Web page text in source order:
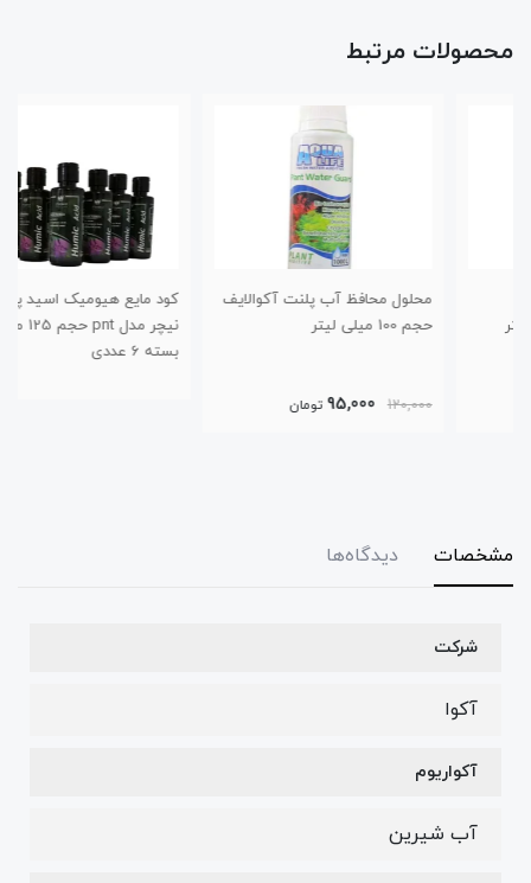
محصولات مرتبط
محلول محافظ آب پلنت آکوالایف
95,000 تومان
کود مایع هیومیک اسید پروتکت
نیچر مدل pnt حجم 125 میلی لیتر
مشخصات دیدگاه‌ها
شرکت
آکوا
آکواریوم
آب شیرین